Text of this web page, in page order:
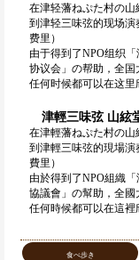
在津轻藩ねぷた村の
到津轻三味弦的现场
费里）
由于得到了NPO组织
协议会」の帮助，全
任何时候都可以在这里
津輕三味弦
在津輕藩ねぷた村の
到津輕三味弦的現場
費里）
由於得到了NPO組織
協議會」の幫助，全
任何時候都可以在這裡
食べ歩き